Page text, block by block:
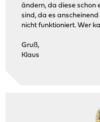
ändern, da diese schon
sind, da es
nicht funktioniert. Wer
Gruß,
Klaus